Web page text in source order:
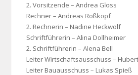
2. Vorsitzende – Andrea Gloss
Rechner – Andreas Roßkopf
2. Rechnerin – Nadine Heckwolf
Schriftführerin – Alina Dollheimer
2. Schriftführerin – Alena Bell
Leiter Wirtschaftsausschuss –
Leiter Bauausschuss – Lukas Spieß